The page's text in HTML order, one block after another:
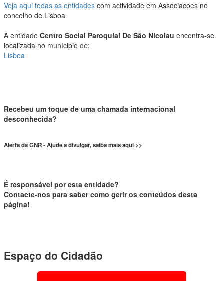
Veja aqui todas as entidades com actividade em Associacoes no
concelho de Lisboa
A entidade Centro Social Paroquial De São Nicolau encontra-se
localizada no munícipio de:
Lisboa
Recebeu um toque de uma chamada internacional
desconhecida?
Alerta da GNR - Ajude a divulgar, saiba mais aqui >>
É responsável por esta entidade?
Contacte-nos para saber como gerir os conteúdos desta
página!
Espaço do Cidadão